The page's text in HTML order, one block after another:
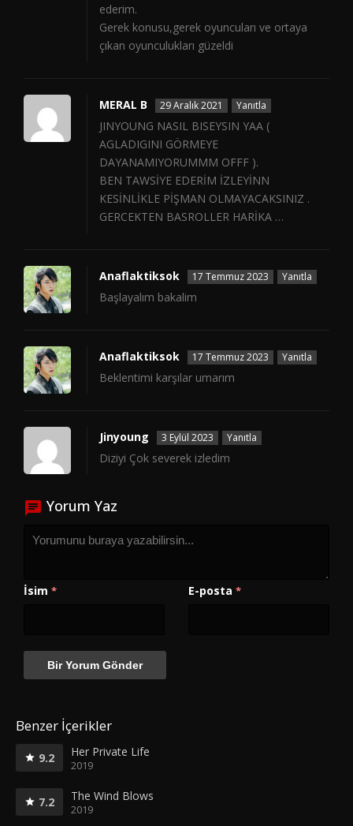
ederim.
Gerek konusu,gerek oyuncuları ve ortaya
çıkan oyunculukları güzeldi
MERAL B 29 Aralık 2021 Yanıtla
JINYOUNG NASIL BISEYSIN YAA (
AGLADIGINI GÖRMEYE
DAYANAMIYORUMMM OFFF ).
BEN TAWSİYE EDERİM İZLEYİNN
KESİNLİKLE PİŞMAN OLMAYACAKSINIZ .
GERCEKTEN BASROLLER HARİKA …
Anaflaktiksok 17 Temmuz 2023 Yanıtla
Başlayalım bakalim
Anaflaktiksok 17 Temmuz 2023 Yanıtla
Beklentimi karşılar umarım
Jinyoung 3 Eylül 2023 Yanıtla
Diziyi Çok severek izledim
Yorum Yaz
İsim * E-posta *
Benzer İçerikler
9.2 Her Private Life
2019
7.2 The Wind Blows
2019